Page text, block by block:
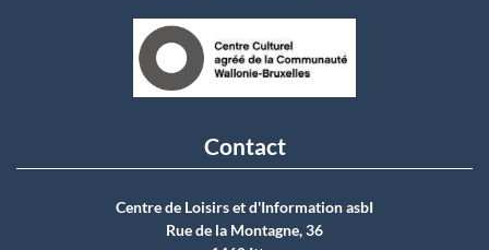
Contact
Centre de Loisirs et d'Information asbI
Rue de la Montagne, 36